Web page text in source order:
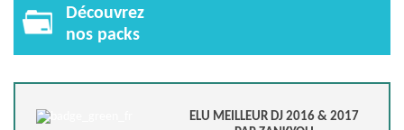
Découvrez
nos packs
ELU MEILLEUR DJ 2016 & 2017